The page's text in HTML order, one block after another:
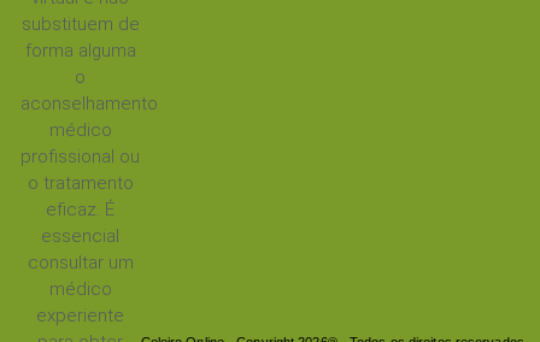
substituem de
forma alguma
o
aconselhamento
médico
profissional ou
o tratamento
eficaz. É
essencial
consultar um
médico
experiente